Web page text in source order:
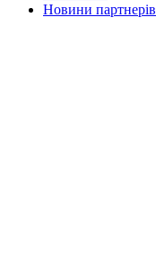
Новини партнерів